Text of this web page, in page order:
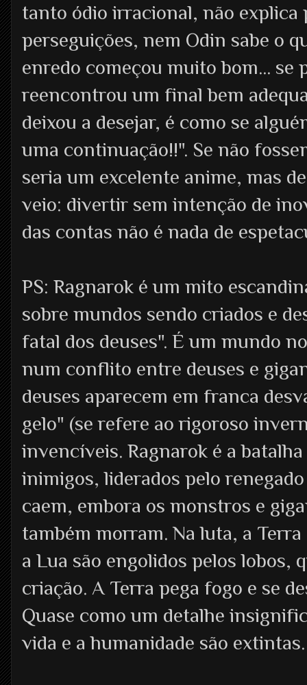
tanto ódio irracional, não explica
perseguições, nem Odin sabe o
enredo começou muito bom... se
reencontrou um final bem
deixou a desejar, é como se
uma continuação!!". Se não
seria um excelente anime, mas
veio: divertir sem intenção de
das contas não é nada de
PS: Ragnarok é um mito
sobre mundos sendo criados e
fatal dos deuses". É um mundo
num conflito entre deuses e
deuses aparecem em franca
gelo" (se refere ao rigoroso
invencíveis. Ragnarok é a
inimigos, liderados pelo
caem, embora os monstros e
também morram. Na luta, a
a Lua são engolidos pelos lobos,
criação. A Terra pega fogo e se
Quase como um detalhe
vida e a humanidade são extintas.